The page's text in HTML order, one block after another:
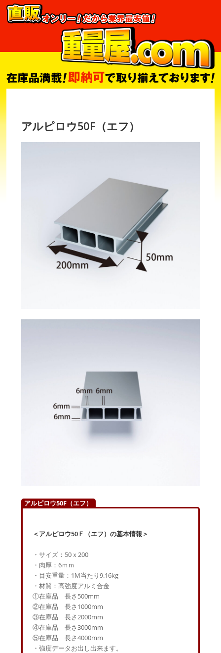
アルピロウ50F（エフ）
アルピロウ50F（エフ）
＜アルピロウ50Ｆ（エフ）の基本情報＞
・サイズ：50ｘ200
・肉厚：6ｍｍ
・目安重量：1M当たり9.16kg
・材質：高強度アルミ合金
①在庫品 長さ500mm
②在庫品 長さ1000mm
③在庫品 長さ2000mm
④在庫品 長さ3000mm
⑤在庫品 長さ4000mm
・強度データお出し出来ます。